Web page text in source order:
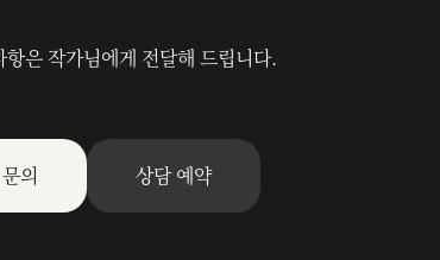
항은 작가님에게 전달해 드립니다.
의 상담 예약